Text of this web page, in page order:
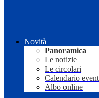
Novità
Panoramica
Le notizie
Le circolari
Calendario
Albo online